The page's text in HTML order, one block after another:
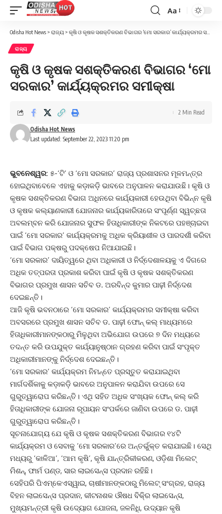
Font
Resizer
Aa
Odisha Hot News > ରାଜ୍ୟ > କୃଷି ଓ କୃଷକ ସଶକ୍ତିକରଣ ବିଭାଗର ‘ମୋ ସରକାର’ କାର୍ଯ୍ୟକ୍ରମର ସମୀକ୍ଷା
ରାଜ୍ୟ
କୃଷି ଓ କୃଷକ ସଶକ୍ତିକରଣ ବିଭାଗର ‘ମୋ
ସରକାର’ କାର୍ଯ୍ୟକ୍ରମର ସମୀକ୍ଷା
Last updated: September 22, 2023 11:20 pm
Odisha Hot News
2 Min Read
ଭୁବନେଶ୍ୱର: ୫-‘ଟି’ ଓ ‘ମୋ ସରକାର’ ରାଜ୍ୟ ପ୍ରଶାସନର ମୂଳମନ୍ତ୍ର
ହୋଇଥିବାବେଳେ ଏହାକୁ କଡ଼ାକଡ଼ି ଭାବରେ ଅନୁପାଳନ କରାଯାଉଛି। କୃଷି ଓ
କୃଷକ ସଶକ୍ତିକରଣ ବିଭାଗ ଅଧିନରେ କାର୍ଯ୍ୟକାରୀ ହେଉଥିବା ବିଭିନ୍ନ କୃଷି
ଓ କୃଷକ କଲ୍ୟାଣକାରୀ ଯୋଜନାର କାର୍ଯ୍ୟକାରିତାରେ ସଂପୂର୍ଣ୍ଣ ସ୍ୱଚ୍ଛତା
ଅବଲମ୍ବନ କରି ଯୋଜନାର ସୁଫଳ ହିତାଧିକାରୀଙ୍କ ନିକଟରେ ପହଞ୍ଚାଇବା
ପାଇଁ ‘ମୋ ସରକାର’ କାର୍ଯ୍ୟକ୍ରମକୁ ଅଧିକ କ୍ରିୟାଶୀଳ ଓ ପାରଦର୍ଶୀ କରିବା
ପାଇଁ ବିଭାଗ ପକ୍ଷରୁ ପଦକ୍ଷେପ ନିଆଯାଇଛି।
‘ମୋ ସରକାର’ ଦାୟିତ୍ୱରେ ଥିବା ଅଧିକାରୀ ଓ ନିର୍ଦ୍ଦେଶାଳୟକୁ ଏ ଦିଗରେ
ଅଧିକ ତତ୍ପରତା ପ୍ରକାଶ କରିବା ପାଇଁ କୃଷି ଓ କୃଷକ ସଶକ୍ତିକରଣ
ବିଭାଗର ପ୍ରମୁଖ ଶାସନ ସଚିବ ଡ. ଅରବିନ୍ଦ କୁମାର ପାଢ଼ୀ ନିର୍ଦ୍ଦେଶ
ଦେଇଛନ୍ତି।
ଆଜି କୃଷି ଭବନଠାରେ ‘ମୋ ସରକାର’ କାର୍ଯ୍ୟକ୍ରମର ସମୀକ୍ଷା କରିବା
ଅବସରରେ ପ୍ରମୁଖ ଶାସନ ସଚିବ ଡ. ପାଢ଼ୀ ଫୋନ୍‌ କଲ୍‌ ମାଧ୍ୟମରେ
ହିତାଧିକାରୀମାନଙ୍କଠାରୁ ମିଳୁଥିବା ଅଭିଯୋଗ ଉପରେ ୭ ଦିନ ମଧ୍ୟରେ
ତଦନ୍ତ କରି ଉପଯୁକ୍ତ କାର୍ଯ୍ୟାନୁଷ୍ଠାନ ଗ୍ରହଣ କରିବା ପାଇଁ ସଂପୃକ୍ତ
ଅଧିକାରୀମାନଙ୍କୁ ନିର୍ଦ୍ଦେଶ ଦେଇଛନ୍ତି।
‘ମୋ ସରକାର’ କାର୍ଯ୍ୟକ୍ରମ ନିମନ୍ତେ ପ୍ରସ୍ତୁତ କରାଯାଇଥିବା
ମାର୍ଗଦର୍ଶିକାକୁ କଡ଼ାକଡ଼ି ଭାବରେ ଅନୁପାଳନ କରାଯିବା ଉପରେ ସେ
ଗୁରୁତ୍ୱାରୋପ କରିଛନ୍ତି। ଏଥି ସହିତ ଅଧିକ ସଂଖ୍ୟକ ଫୋନ୍‌ କଲ୍‌ କରି
ହିତାଧିକାରୀଙ୍କ ଯୋଜନା ରୂପାୟନ ସଂପର୍କରେ ଜାଣିବା ଉପରେ ଡ. ପାଢ଼ୀ
ଗୁରୁତ୍ୱାରୋପ କରିଛନ୍ତି।
ସୂଚନାଯୋଗ୍ୟ ଯେ କୃଷି ଓ କୃଷକ ସଶକ୍ତିକରଣ ବିଭାଗର ୧୪ଟି
କାର୍ଯ୍ୟକ୍ରମ ଓ ସେବାକୁ ‘ମୋ ସରକାର’ରେ ଅନ୍ତର୍ଭୁକ୍ତ କରାଯାଇଛି। ସେଥି
ମଧ୍ୟରୁ ‘କାଳିଆ’, ‘ଆମ କୃଷି’, କୃଷି ଯାନ୍ତ୍ରିକୀକରଣ, ଓଡ଼ିଶା ମିଲେଟ୍‌
ମିଶନ୍‌, ଫାର୍ମ ପଣ୍ଡ, ସାର ଲାଇସେନ୍ସ ପ୍ରଦାନ ରହିଛି।
ସେହିପରି ପିଏମ୍‌କେଏସ୍‌ୱାଇ, ଚାଷୀମାନଙ୍କଠାରୁ ମିଲେଟ୍‌ ସଂଗ୍ରହ, ରାଜ୍ୟ
ବିହନ ଲାଇସେନ୍ସ ପ୍ରଦାନ, କୀଟନାଶକ ଔଷଧ ବିକି୍ର ଲାଇସେନ୍ସ,
ମୁଖ୍ୟମନ୍ତ୍ରୀ କୃଷି ଉଦ୍ୟୋଗ ଯୋଜନା, ଜଳନିଧି, ଉଦ୍ୟାନ କୃଷି